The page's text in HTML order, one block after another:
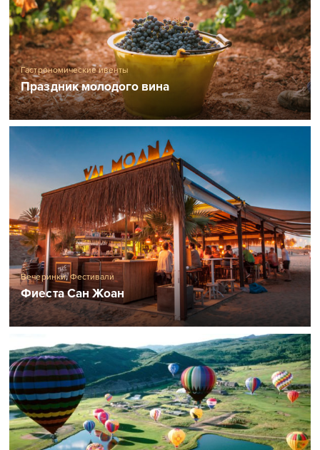
Гастрономические ивенты
Праздник молодого вина
Вечеринки,Фестивали
Фиеста Сан Жоан